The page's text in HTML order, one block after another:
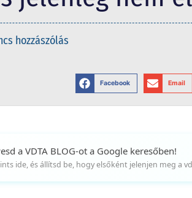
hozzászólás
Facebook Email
a VDTA BLOG-ot a Google keresőben!
ide, és állítsd be, hogy elsőként jelenjen meg a